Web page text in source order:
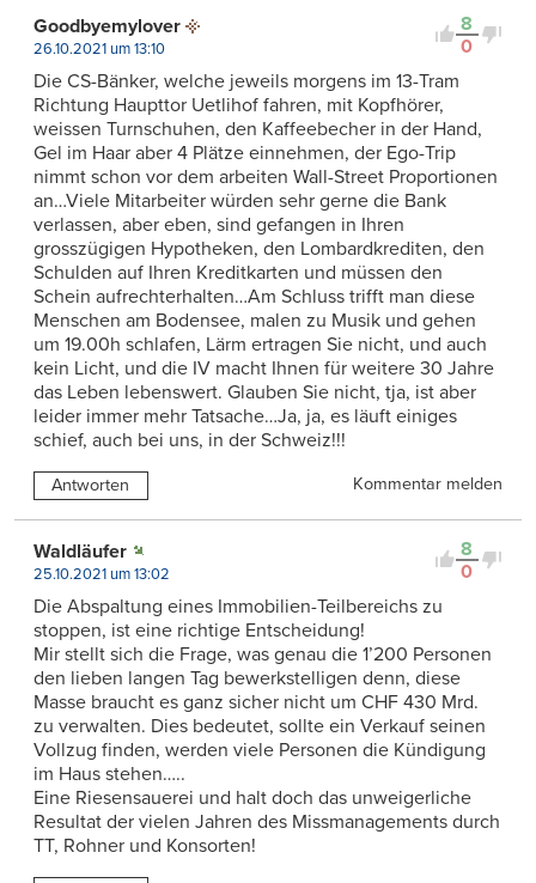
8
0
Goodbyemylover
26.10.2021 um 13:10
Die CS-Bänker, welche jeweils morgens im 13-Tram
Richtung Haupttor Uetlihof fahren, mit Kopfhörer,
weissen Turnschuhen, den Kaffeebecher in der Hand,
Gel im Haar aber 4 Plätze einnehmen, der Ego-Trip
nimmt schon vor dem arbeiten Wall-Street Proportionen
an…Viele Mitarbeiter würden sehr gerne die Bank
verlassen, aber eben, sind gefangen in Ihren
grosszügigen Hypotheken, den Lombardkrediten, den
Schulden auf Ihren Kreditkarten und müssen den
Schein aufrechterhalten…Am Schluss trifft man diese
Menschen am Bodensee, malen zu Musik und gehen
um 19.00h schlafen, Lärm ertragen Sie nicht, und auch
kein Licht, und die IV macht Ihnen für weitere 30 Jahre
das Leben lebenswert. Glauben Sie nicht, tja, ist aber
leider immer mehr Tatsache…Ja, ja, es läuft einiges
schief, auch bei uns, in der Schweiz!!!
Antworten Kommentar melden
8
0
Waldläufer
25.10.2021 um 13:02
Die Abspaltung eines Immobilien-Teilbereichs zu
stoppen, ist eine richtige Entscheidung!
Mir stellt sich die Frage, was genau die 1’200 Personen
den lieben langen Tag bewerkstelligen denn, diese
Masse braucht es ganz sicher nicht um CHF 430 Mrd.
zu verwalten. Dies bedeutet, sollte ein Verkauf seinen
Vollzug finden, werden viele Personen die Kündigung
im Haus stehen…..
Eine Riesensauerei und halt doch das unweigerliche
Resultat der vielen Jahren des Missmanagements durch
TT, Rohner und Konsorten!